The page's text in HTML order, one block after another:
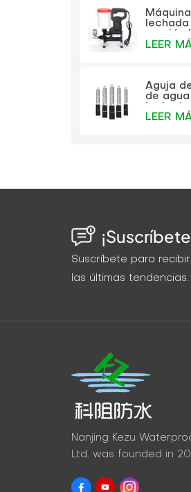
LEER
Aguja
de
presión
LEER
Suscríbete para
las últimas tendencias.
Nanjing Kezu
Ltd. was founded in